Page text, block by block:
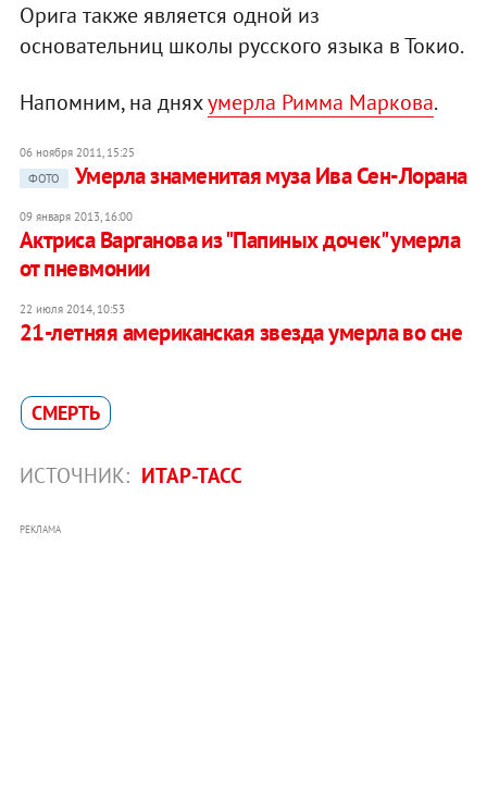
Орига также является одной из
основательниц школы русского языка в Токио.
Напомним, на дняхумерла Римма Маркова.
06 ноября 2011, 15:25
ФОТО
Умерла знаменитая муза Ива Сен-Лорана
09 января 2013, 16:00
Актриса Варганова из "Папиных дочек" умерла
от пневмонии
22 июля 2014, 10:53
21-летняя американская звезда умерла во сне
СМЕРТЬ
ИСТОЧНИК: ИТАР-ТАСС
РЕКЛАМА